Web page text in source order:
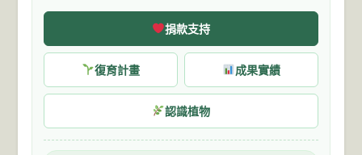
捐款支持
復育計畫 成果實績
認識植物